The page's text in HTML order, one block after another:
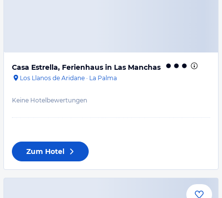
Casa Estrella, Ferienhaus in Las Manchas
Los Llanos de Aridane · La Palma
Keine Hotelbewertungen
Zum Hotel